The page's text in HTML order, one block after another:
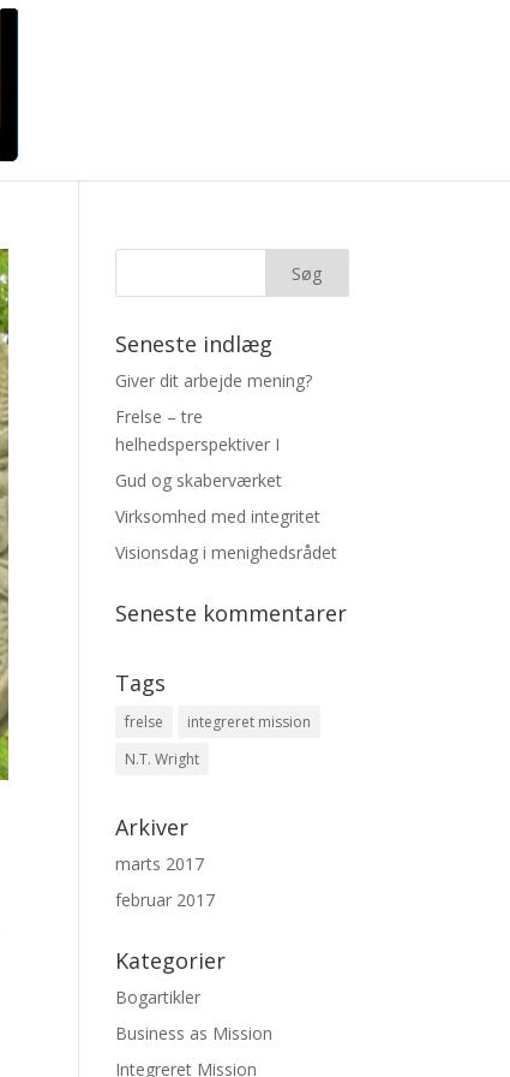
Seneste indlæg
Giver dit arbejde mening?
Frelse – tre
helhedsperspektiver I
Gud og skaberværket
Virksomhed med integritet
Visionsdag i menighedsrådet
Seneste kommentarer
Tags
frelse
integreret mission
N.T. Wright
Arkiver
marts 2017
februar 2017
Kategorier
Bogartikler
Business as Mission
Integreret Mission